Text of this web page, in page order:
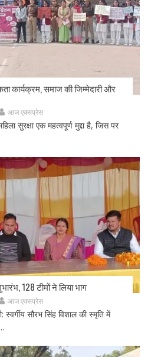
कार्यक्रम, समाज की जिम्मेदारी और
आज एक्सप्रेस
सुरक्षा एक महत्वपूर्ण मुद्दा है, जिस पर
128 टीमों ने लिया भाग
आज एक्सप्रेस
स्वर्गीय सौरभ सिंह विशाल की स्मृति में